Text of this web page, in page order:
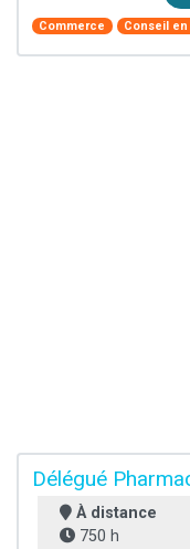
Commerce Conseil
Délégué
À distance
750 h